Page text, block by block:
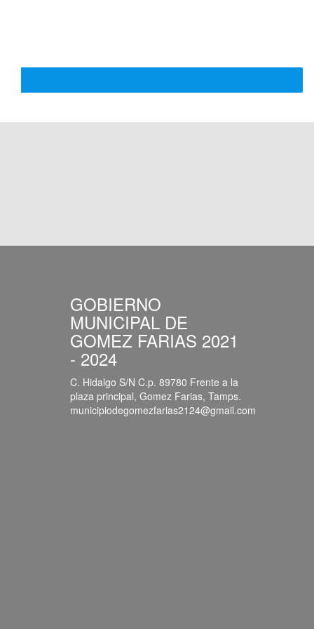
GOBIERNO
MUNICIPAL DE
GOMEZ FARIAS 2021
- 2024
C. Hidalgo S/N C.p. 89780 Frente a la
plaza principal, Gomez Farias, Tamps.
municipiodegomezfarias2124@gmail.com